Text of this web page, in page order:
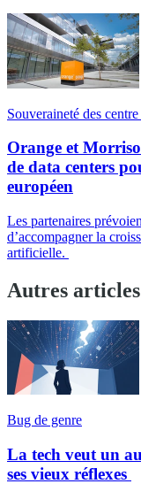
Souveraineté des
Orange et
de data centers
européen
Les partenaires
d’accompagner la
artificielle.
Autres articles
Bug de genre
La tech veut un
ses vieux réflexes